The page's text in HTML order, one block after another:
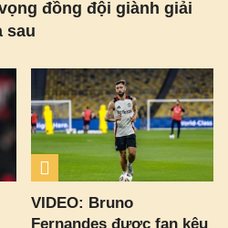
đồng đội giành giải
sau
VIDEO: Bruno
Fernandes được fan kêu